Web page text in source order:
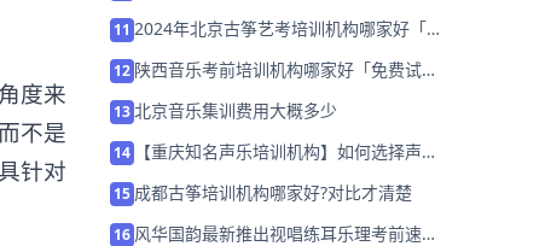
度来
不是
针对
11 2024年北京古筝艺考培训机构哪家好「考
12 陕西音乐考前培训机构哪家好「免费试
13北京音乐集训费用大概多少
14
【重庆知名声乐培训机构】如何选择声乐
15 成都古筝培训机构哪家好?对比才清楚
16 风华国韵最新推出视唱练耳乐理考前速成